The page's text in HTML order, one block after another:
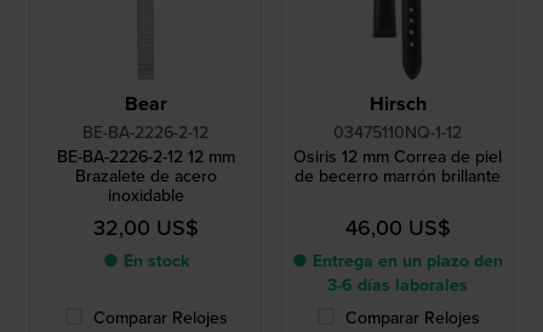
Bear
BE-BA-2226-2-12
BE-BA-2226-2-12 12 mm
Brazalete de acero
inoxidable
32,00 US$
● En stock
Comparar Relojes
Hirsch
03475110NQ-1-12
Osiris 12 mm Correa de piel
de becerro marrón brillante
46,00 US$
● Entrega en un plazo den
3-6 días laborales
Comparar Relojes